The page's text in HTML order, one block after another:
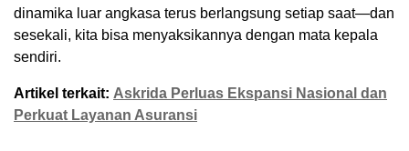
dinamika luar angkasa terus berlangsung setiap saat—dan
sesekali, kita bisa menyaksikannya dengan mata kepala
sendiri.
Artikel terkait: Askrida Perluas Ekspansi Nasional dan
Perkuat Layanan Asuransi